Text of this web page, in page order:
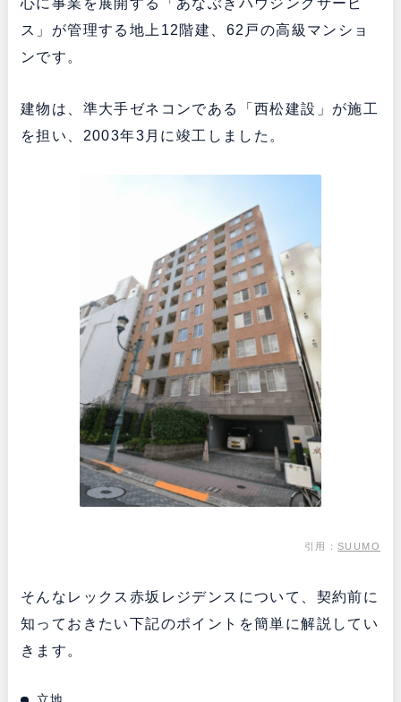
心に事業を展開する「あなぶきハウジングサービ
ス」が管理する地上12階建、62戸の高級マンショ
ンです。
建物は、準大手ゼネコンである「西松建設」が施工
を担い、2003年3月に竣工しました。
引用：SUUMO
そんなレックス赤坂レジデンスについて、契約前に
知っておきたい下記のポイントを簡単に解説してい
きます。